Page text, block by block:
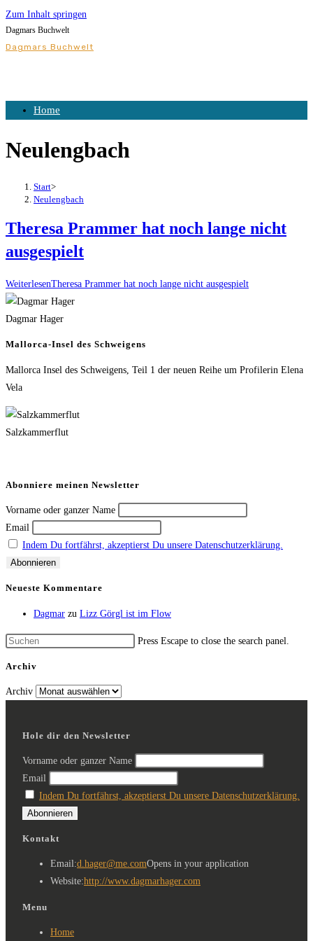
Zum Inhalt springen
Dagmars Buchwelt
Dagmars Buchwelt
Home
Neulengbach
Start>
Neulengbach
Theresa Prammer hat noch lange nicht
ausgespielt
WeiterlesenTheresa Prammer hat noch lange nicht ausgespielt
Dagmar Hager
Mallorca-Insel des Schweigens
Mallorca Insel des Schweigens, Teil 1 der neuen Reihe um Profilerin Elena
Vela
Salzkammerflut
Abonniere meinen Newsletter
Vorname oder ganzer Name
Email
Indem Du fortfährst, akzeptierst Du unsere Datenschutzerklärung.
Neueste Kommentare
Dagmar zu Lizz Görgl ist im Flow
Press Escape to close the search panel.
Archiv
Archiv
Hole dir den Newsletter
Vorname oder ganzer Name
Email
Indem Du fortfährst, akzeptierst Du unsere Datenschutzerklärung.
Kontakt
Email:d.hager@me.comOpens in your application
Website:http://www.dagmarhager.com
Menu
Home